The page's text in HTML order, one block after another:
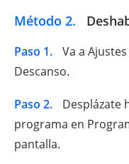
Método 2.
Paso 1.
Va a
Descanso.
Paso 2.
Desplázate
programa en
pantalla.